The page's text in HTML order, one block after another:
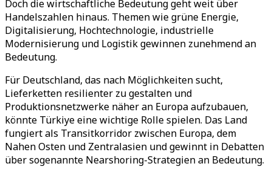
Doch die wirtschaftliche Bedeutung geht weit über
Handelszahlen hinaus. Themen wie grüne Energie,
Digitalisierung, Hochtechnologie, industrielle
Modernisierung und Logistik gewinnen zunehmend an
Bedeutung.
Für Deutschland, das nach Möglichkeiten sucht,
Lieferketten resilienter zu gestalten und
Produktionsnetzwerke näher an Europa aufzubauen,
könnte Türkiye eine wichtige Rolle spielen. Das Land
fungiert als Transitkorridor zwischen Europa, dem
Nahen Osten und Zentralasien und gewinnt in Debatten
über sogenannte Nearshoring-Strategien an Bedeutung.